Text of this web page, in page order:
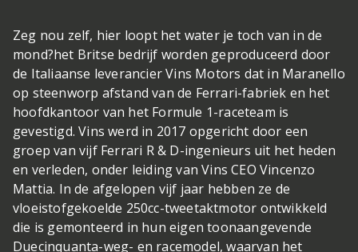
Zeg nou zelf, hier loopt het water je toch van in de
mond?het Britse bedrijf worden geproduceerd door
de Italiaanse leverancier Vins Motors dat in Maranello
op steenworp afstand van de Ferrari-fabriek en het
hoofdkantoor van het Formule 1-raceteam is
gevestigd. Vins werd in 2017 opgericht door een
groep van vijf Ferrari R & D-ingenieurs uit het heden
en verleden, onder leiding van Vins CEO Vincenzo
Mattia. In de afgelopen vijf jaar hebben ze de
vloeistofgekoelde 250cc-tweetaktmotor ontwikkeld
die is gemonteerd in hun eigen toonaangevende
Duecinquanta-weg- en racemodel, waarvan het